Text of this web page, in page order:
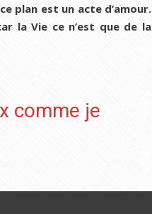
plan est un acte d’amour.
la Vie ce n’est que de la
comme je